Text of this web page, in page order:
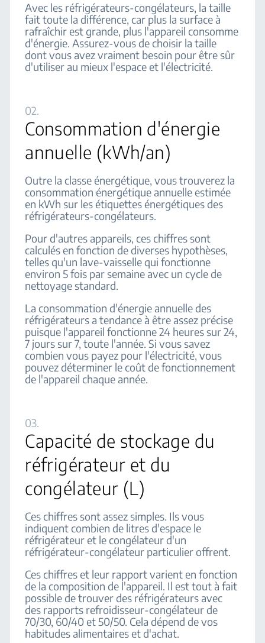
Avec les réfrigérateurs-congélateurs, la taille
fait toute la différence, car plus la surface à
rafraîchir est grande, plus l'appareil consomme
d'énergie. Assurez-vous de choisir la taille
dont vous avez vraiment besoin pour être sûr
d'utiliser au mieux l'espace et l'électricité.
02.
Consommation d'énergie
annuelle (kWh/an)
Outre la classe énergétique, vous trouverez la
consommation énergétique annuelle estimée
en kWh sur les étiquettes énergétiques des
réfrigérateurs-congélateurs.
Pour d'autres appareils, ces chiffres sont
calculés en fonction de diverses hypothèses,
telles qu'un lave-vaisselle qui fonctionne
environ 5 fois par semaine avec un cycle de
nettoyage standard.
La consommation d'énergie annuelle des
réfrigérateurs a tendance à être assez précise
puisque l'appareil fonctionne 24 heures sur 24,
7 jours sur 7, toute l'année. Si vous savez
combien vous payez pour l'électricité, vous
pouvez déterminer le coût de fonctionnement
de l'appareil chaque année.
03.
Capacité de stockage du
réfrigérateur et du
congélateur (L)
Ces chiffres sont assez simples. Ils vous
indiquent combien de litres d'espace le
réfrigérateur et le congélateur d'un
réfrigérateur-congélateur particulier offrent.
Ces chiffres et leur rapport varient en fonction
de la composition de l'appareil. Il est tout à fait
possible de trouver des réfrigérateurs avec
des rapports refroidisseur-congélateur de
70/30, 60/40 et 50/50. Cela dépend de vos
habitudes alimentaires et d'achat.